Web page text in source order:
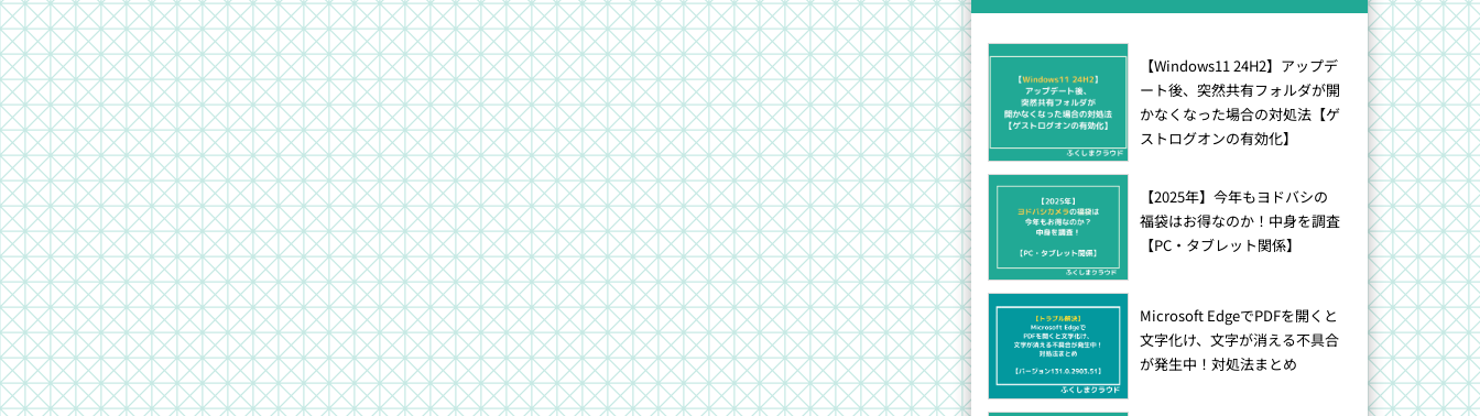
【Windows11 24H2】アップデ
ート後、突然共有フォルダが開
かなくなった場合の対処法【ゲ
ストログオンの有効化】
【2025年】今年もヨドバシの
福袋はお得なのか！中身を調査
【PC・タブレット関係】
Microsoft EdgeでPDFを開くと
文字化け、文字が消える不具合
が発生中！対処法まとめ